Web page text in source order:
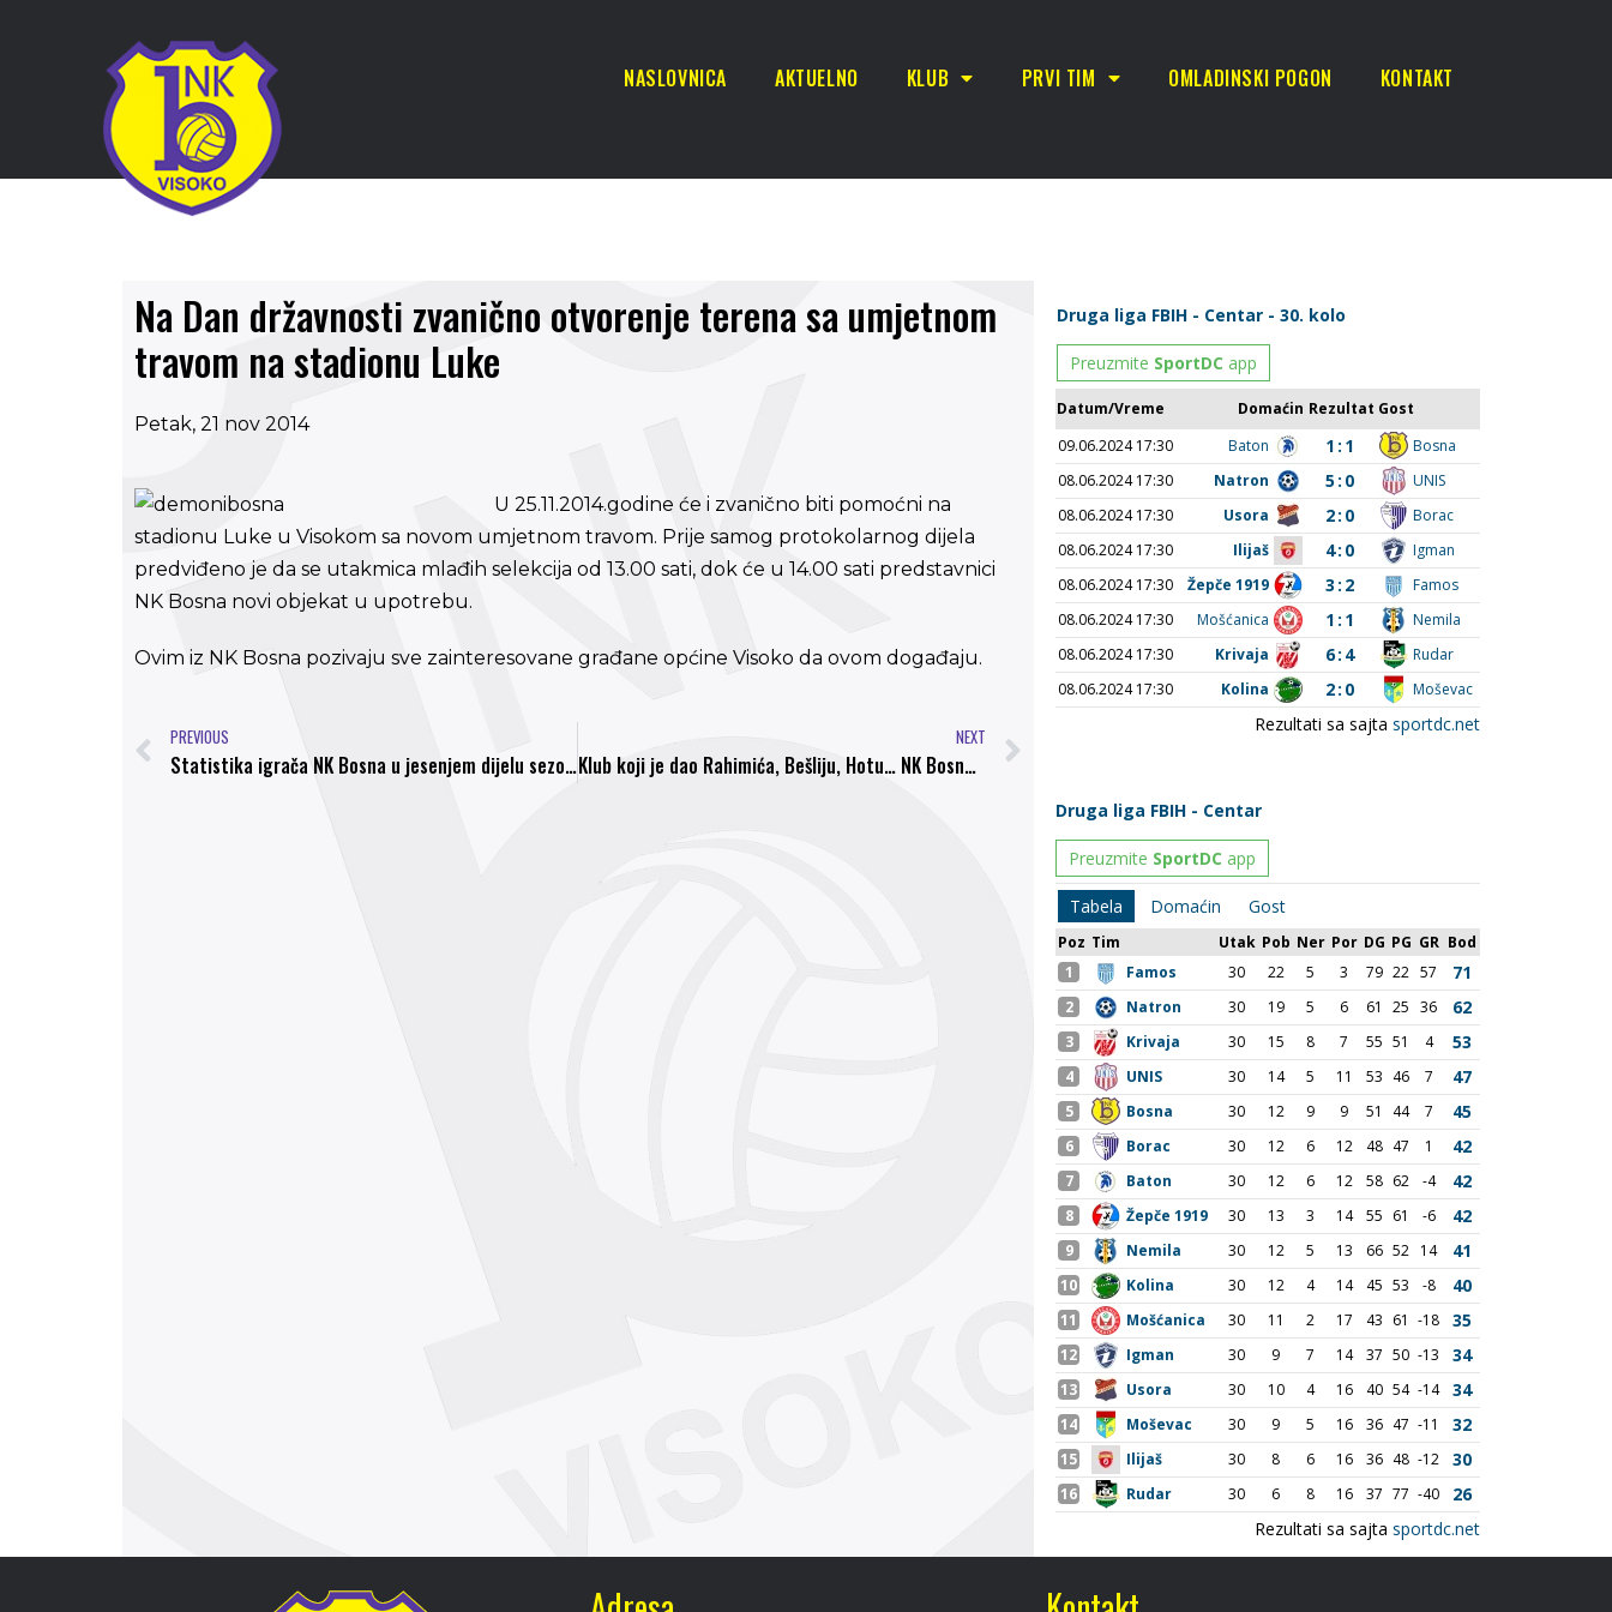
NASLOVNICA AKTUELNO KLUB PRVI TIM OMLADINSKI POGON KONTAKT
Na Dan državnosti zvanično otvorenje terena sa umjetnom
travom na stadionu Luke
Petak, 21 nov 2014
U 25.11.2014.godine će i zvanično biti pomoćni na
stadionu Luke u Visokom sa novom umjetnom travom. Prije samog protokolarnog dijela
predviđeno je da se utakmica mlađih selekcija od 13.00 sati, dok će u 14.00 sati predstavnici
NK Bosna novi objekat u upotrebu.
Ovim iz NK Bosna pozivaju sve zainteresovane građane općine Visoko da ovom događaju.
PREVIOUS
Statistika igrača NK Bosna u jesenjem dijelu sezone
NEXT
Klub koji je dao Rahimića, Bešliju, Hotu… NK Bosna Visoko vraća se na puteve stare slave